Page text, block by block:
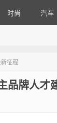
时尚 汽车
征程
品牌人才